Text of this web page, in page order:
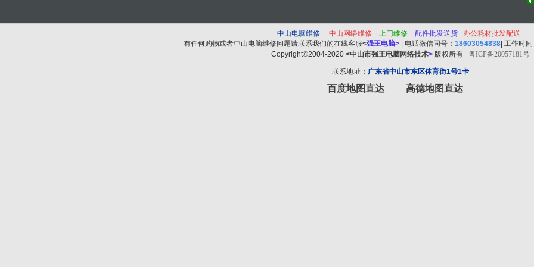
中山电脑维修 中山 网络维修 上门维修 配件批发送货
办公耗材批发配送
有任何购物或者中山电脑维修问题请联系我们的在线客服<强王电脑> | 电话微信同号： 18603054838 | 工作时
Copyright©2004-2020 <中山市强王电脑网络技术> 版权所有 粤ICP备20057181号
联系地址： 广东省中山市东区体育街1号1卡
百度地图直达 高德地图直达